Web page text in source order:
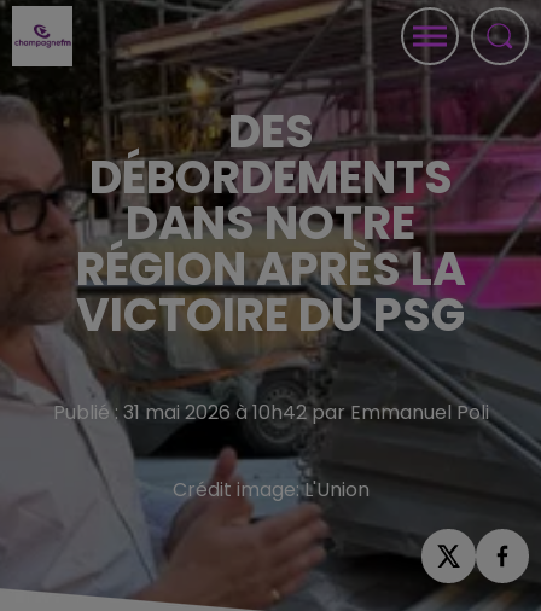
DES
DÉBORDEMENTS
DANS NOTRE
RÉGION APRÈS LA
VICTOIRE DU PSG
Publié : 31 mai 2026 à 10h42 par Emmanuel Poli
Crédit image:L'Union